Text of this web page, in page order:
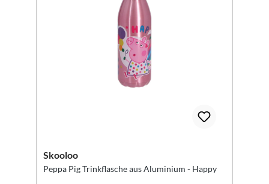
Skooloo
Peppa Pig Trinkflasche aus Aluminium - Happy